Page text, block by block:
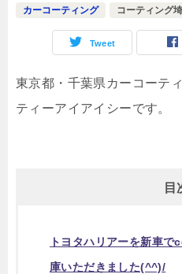
カーコーティング
コーティング
Tweet
東京都・千葉県カーコーテ
ティーアイアイシーです。
目
トヨタハリアーを新車
庫いただきました(^^)/